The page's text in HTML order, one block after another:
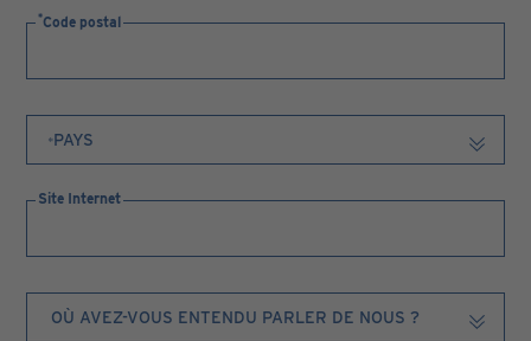
Code postal
Site Internet